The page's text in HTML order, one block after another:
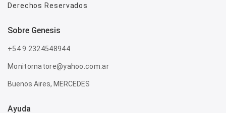
Derechos Reservados
sobre genesis
+54 9 2324548944
Monitornatore@yahoo.com.ar
Buenos Aires, MERCEDES
Ayuda